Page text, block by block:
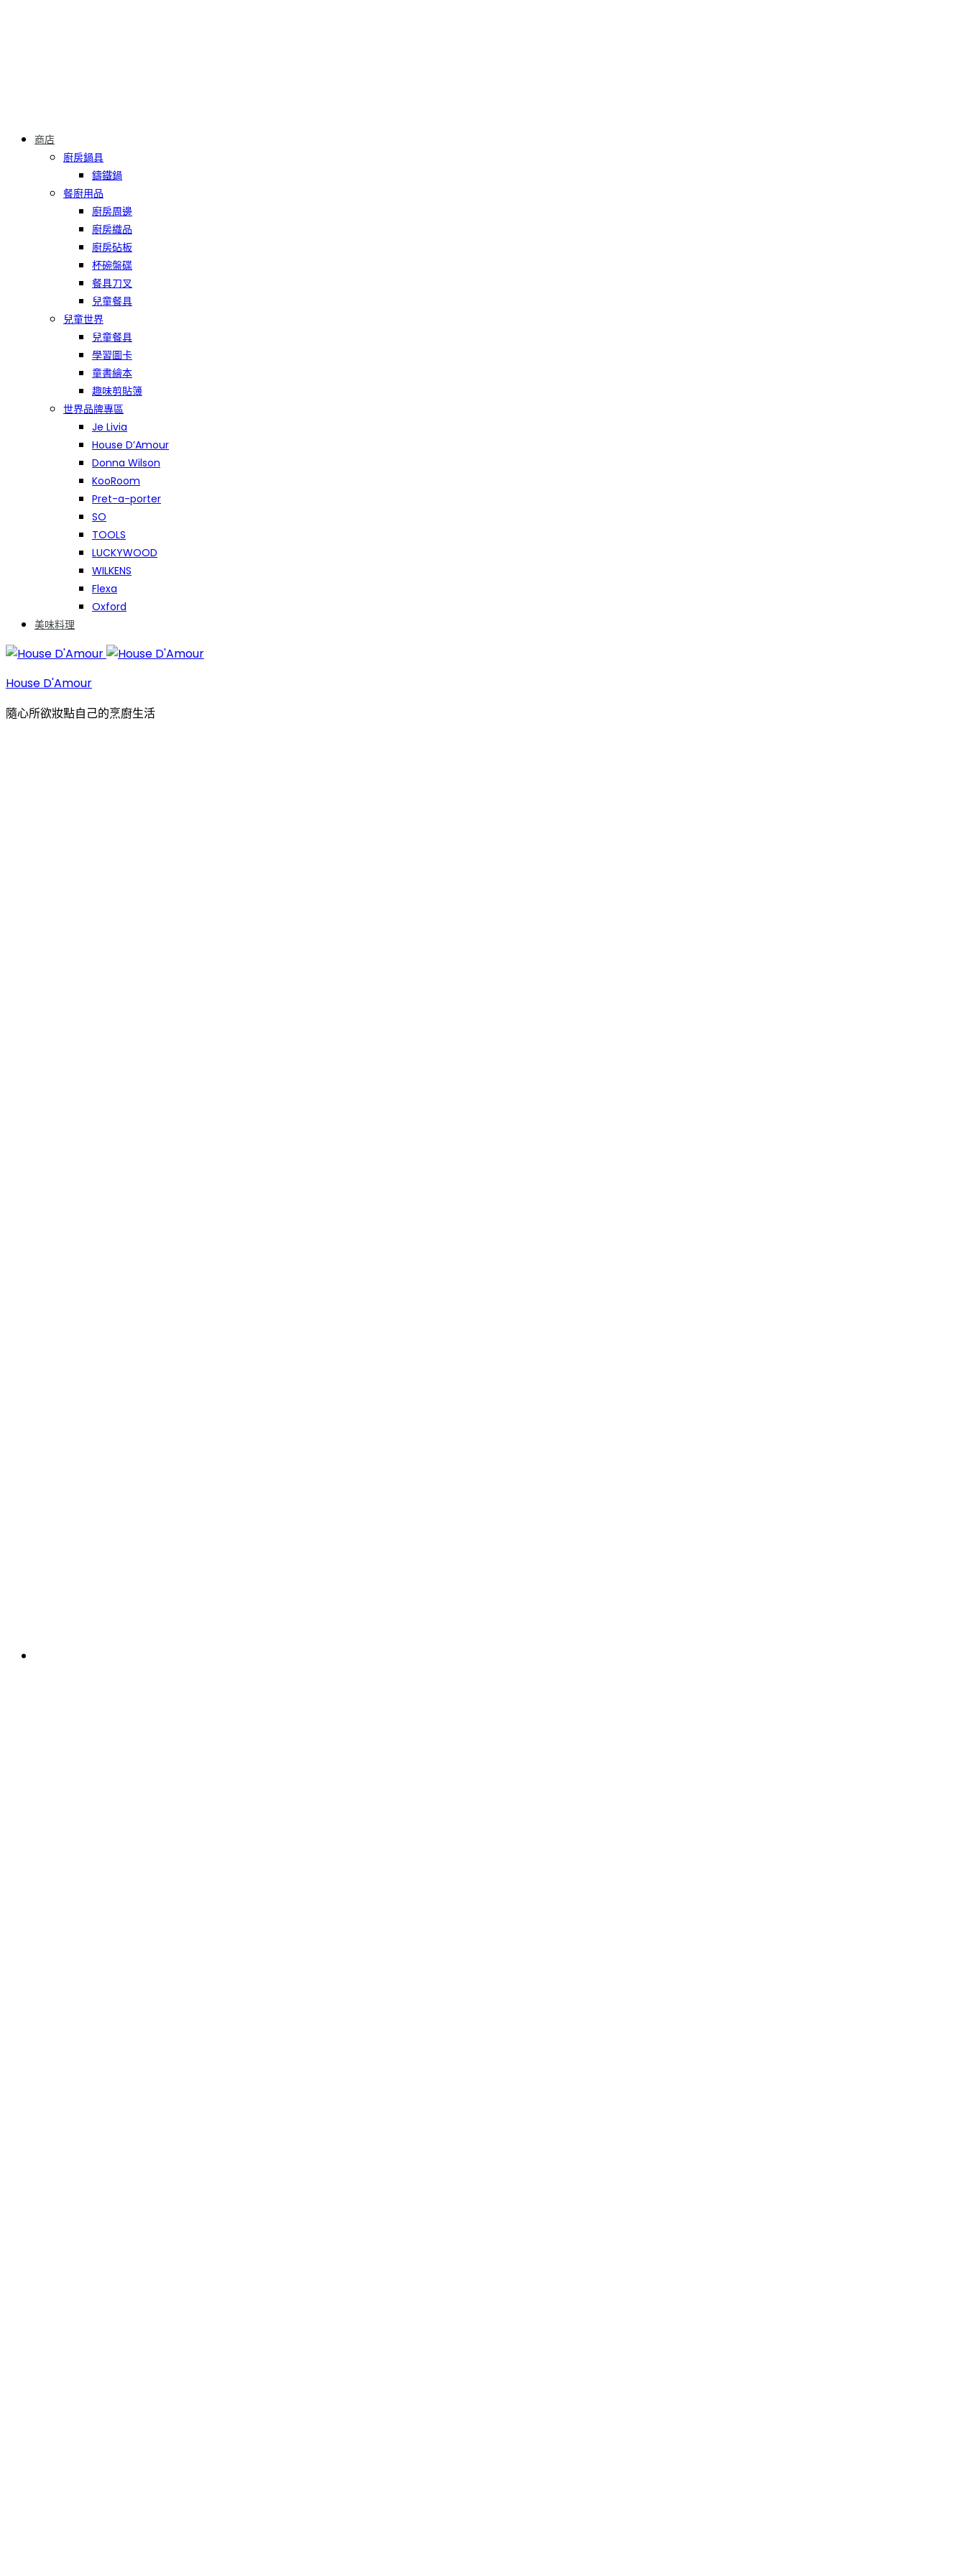
商店
廚房鍋具
鑄鐵鍋
餐廚用品
廚房周邊
廚房織品
廚房砧板
杯碗盤碟
餐具刀叉
兒童餐具
兒童世界
兒童餐具
學習圖卡
童書繪本
趣味剪貼簿
世界品牌專區
Je Livia
House D’Amour
Donna Wilson
KooRoom
Pret-a-porter
SO
TOOLS
LUCKYWOOD
WILKENS
Flexa
Oxford
美味料理
House D'Amour
隨心所欲妝點自己的烹廚生活